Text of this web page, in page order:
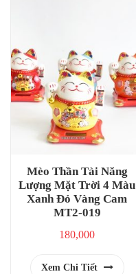
Mèo Thần Tài Năng
Lượng Mặt Trời 4 Màu
Xanh Đỏ Vàng Cam
MT2-019
180,000
Xem Chi Tiết